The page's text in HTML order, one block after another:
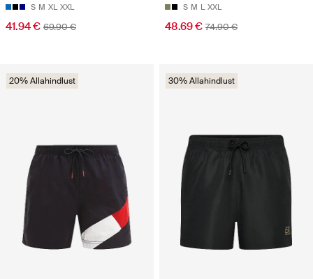
S M XL XXL
41.94 € 69.90 €
S M L XXL
48.69 € 74.90 €
20% Allahindlust 30% Allahindlust